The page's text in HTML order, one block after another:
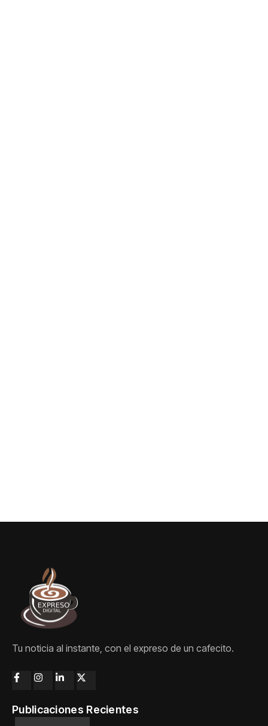
Tu noticia al instante, con el expreso de un cafecito.
Publicaciones Recientes